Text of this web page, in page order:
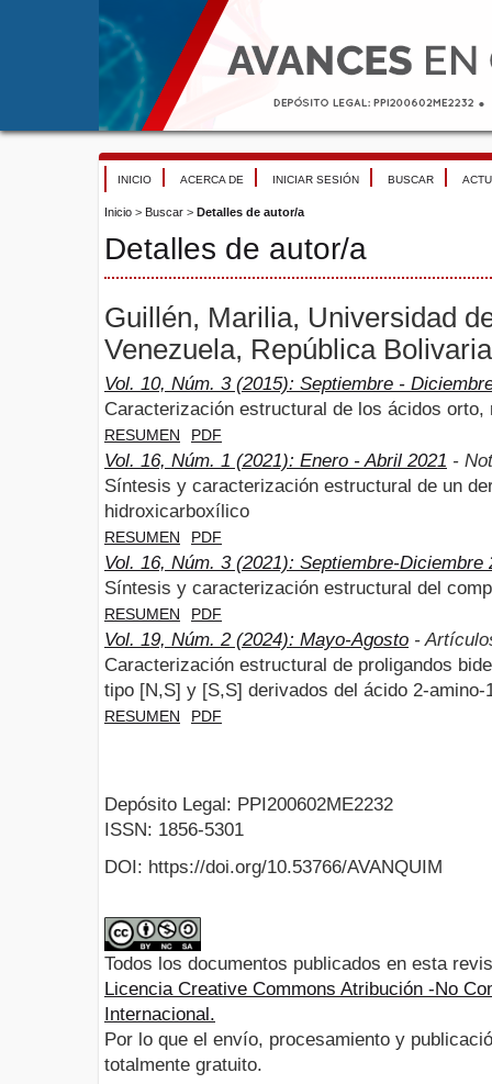
INICIO ACERCA DE INICIAR SESIÓN BUSCAR
Inicio > Buscar > Detalles de autor/a
Detalles de autor/a
Guillén, Marilia, Universidad
Venezuela, República
Vol. 10, Núm. 3 (2015): Septiembre -
Caracterización estructural de los ácidos
RESUMEN PDF
Vol. 16, Núm. 1 (2021): Enero - Abril 2021 -
Síntesis y caracterización estructural de un
hidroxicarboxílico
RESUMEN PDF
Vol. 16, Núm. 3 (2021): Septiembre-Diciembre
Síntesis y caracterización estructural del
RESUMEN PDF
Vol. 19, Núm. 2 (2024): Mayo-Agosto -
Caracterización estructural de proligandos
tipo [N,S] y [S,S] derivados del ácido 2-
RESUMEN PDF
Depósito Legal: PPI200602ME2232
ISSN: 1856-5301
DOI: https://doi.org/10.53766/AVANQUIM
Todos los documentos publicados en esta
Licencia Creative Commons Atribución -No
Internacional.
Por lo que el envío, procesamiento y
totalmente gratuito.